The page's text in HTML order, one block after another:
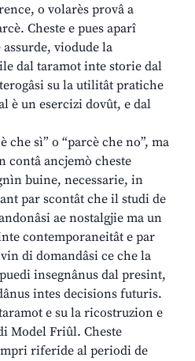
o volarès provâ a
Cheste e pues aparî
viodude la
dal taramot inte storie dal
su la utilitât pratiche
è un esercizi dovût, e dal
che sì” o “parcè che no”, ma
contâ ancjemò cheste
buine, necessarie, in
par scontât che il studi de
ae nostalgjie ma un
contemporaneitât e par
di domandâsi ce che la
insegnânus dal presint,
intes decisions futuris.
e su la ricostruzion e
Model Friûl. Cheste
riferide al periodi de